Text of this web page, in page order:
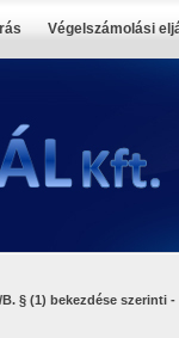
Végelszámolási
§ (1) bekezdése szerinti -